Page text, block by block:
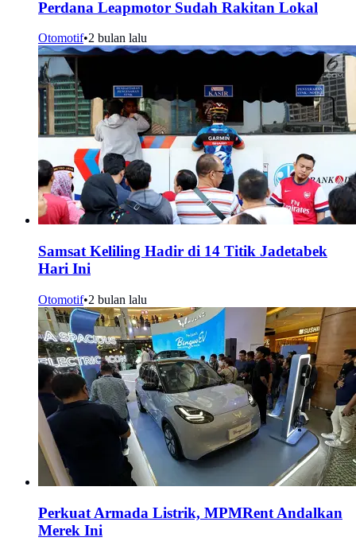
Perdana Leapmotor Sudah Rakitan Lokal
Otomotif•2 bulan lalu
Samsat Keliling Hadir di 14 Titik Jadetabek
Hari Ini
Otomotif•2 bulan lalu
Perkuat Armada Listrik, MPMRent Andalkan
Merek Ini